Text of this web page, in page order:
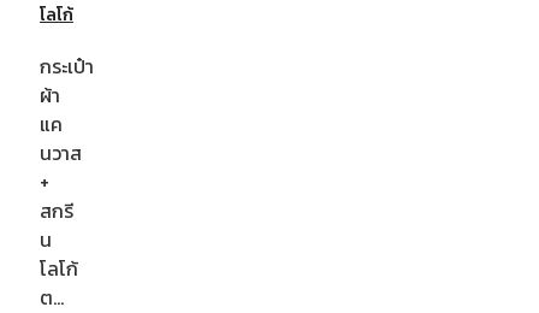
โลโก้
กระเป๋า
ผ้า
แค
นวาส
+
สกรี
น
โลโก้
ต…